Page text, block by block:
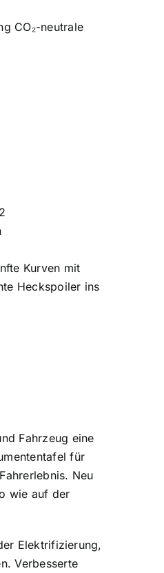
CO₂-neutrale
Kurven mit
Heckspoiler ins
Fahrzeug eine
für
Neu
wie auf der
Elektrifizierung,
Verbesserte